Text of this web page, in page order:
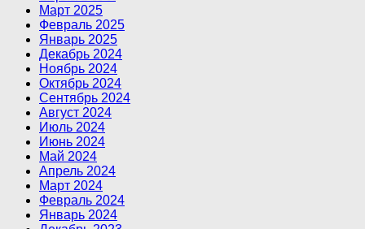
Март 2025
Февраль 2025
Январь 2025
Декабрь 2024
Ноябрь 2024
Октябрь 2024
Сентябрь 2024
Август 2024
Июль 2024
Июнь 2024
Май 2024
Апрель 2024
Март 2024
Февраль 2024
Январь 2024